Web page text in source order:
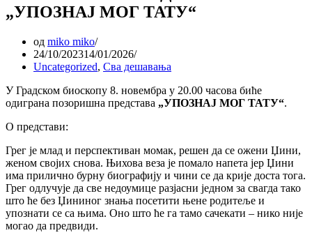
„УПОЗНАЈ МОГ ТАТУ“
од miko miko
24/10/202314/01/2026
Uncategorized, Сва дешавања
У Градском биоскопу 8. новембра у 20.00 часова биће
одиграна позоришна представа „УПОЗНАЈ МОГ ТАТУ“.
О представи:
Грег је млад и перспективан момак, решен да се ожени Џини,
женом својих снова. Њихова веза је помало напета јер Џини
има прилично бурну биографију и чини се да крије доста тога.
Грег одлучује да све недоумице разјасни једном за свагда тако
што ће без Џининог знања посетити њене родитеље и
упознати се са њима. Оно што ће га тамо сачекати – нико није
могао да предвиди.